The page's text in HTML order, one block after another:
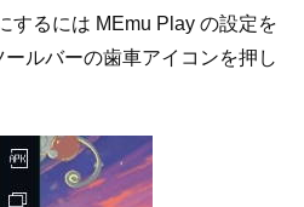
するには MEmu Play の設定を
ルバーの歯車アイコンを押し